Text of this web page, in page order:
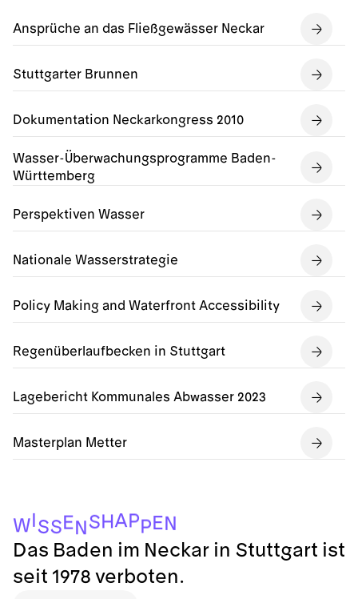
Ansprüche an das Fließgewässer Neckar
Stuttgarter Brunnen
Dokumentation Neckarkongress 2010
Wasser-Überwachungsprogramme Baden-
Württemberg
Perspektiven Wasser
Nationale Wasserstrategie
Policy Making and Waterfront Accessibility
Regenüberlaufbecken in Stuttgart
Lagebericht Kommunales Abwasser 2023
Masterplan Metter
W SS ENSHAPP E N
Das Baden im Neckar in Stuttgart ist
seit 1978 verboten.